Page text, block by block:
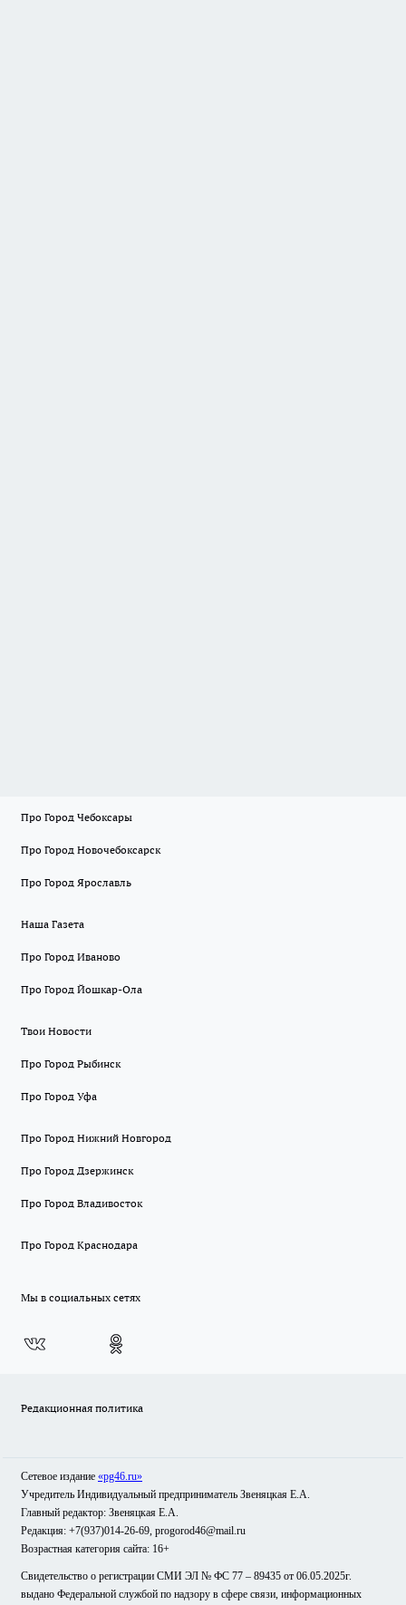
Про Город Чебоксары
Про Город Новочебоксарск
Про Город Ярославль
Наша Газета
Про Город Иваново
Про Город Йошкар-Ола
Твои Новости
Про Город Рыбинск
Про Город Уфа
Про Город Нижний Новгород
Про Город Дзержинск
Про Город Владивосток
Про Город Краснодара
Мы в социальных сетях
Редакционная политика
Сетевое издание «pg46.ru»
Учредитель Индивидуальный предприниматель Звеняцкая Е.А.
Главный редактор: Звеняцкая Е.А.
Редакция: +7(937)014-26-69, progorod46@mail.ru
Возрастная категория сайта: 16+
Свидетельство о регистрации СМИ ЭЛ № ФС 77 – 89435 от 06.05.2025г.
выдано Федеральной службой по надзору в сфере связи, информационных